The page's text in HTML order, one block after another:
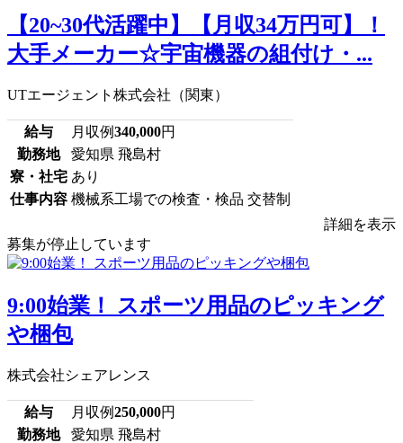
【20~30代活躍中】【月収34万円可】！
大手メーカー☆宇宙機器の組付け・...
UTエージェント株式会社（関東）
給与 月収例340,000円
勤務地
愛知県 飛島村
寮・社宅 あり
仕事内容 機械系工場での検査・検品 交替制
詳細を表示
募集が停止しています
9:00始業！ スポーツ用品のピッキング
や梱包
株式会社シェアレンス
給与 月収例250,000円
勤務地
愛知県 飛島村